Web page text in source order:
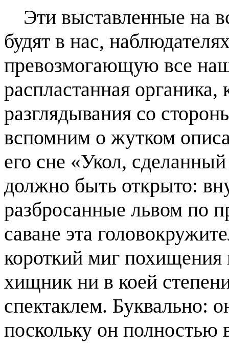
Эти выставленные на
будят в нас,
превозмогающую все
распластанная органика,
разглядывания со
вспомним о жутком
его сне «Укол,
должно быть открыто:
разбросанные львом по
саване эта
короткий миг
хищник ни в коей
спектаклем. Буквально:
поскольку он полностью